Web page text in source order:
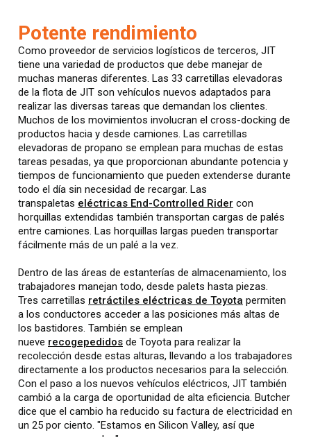
Potente rendimiento
Como proveedor de servicios logísticos de terceros, JIT
tiene una variedad de productos que debe manejar de
muchas maneras diferentes. Las 33 carretillas elevadoras
de la flota de JIT son vehículos nuevos adaptados para
realizar las diversas tareas que demandan los clientes.
Muchos de los movimientos involucran el cross-docking de
productos hacia y desde camiones. Las carretillas
elevadoras de propano se emplean para muchas de estas
tareas pesadas, ya que proporcionan abundante potencia y
tiempos de funcionamiento que pueden extenderse durante
todo el día sin necesidad de recargar. Las
transpaletas eléctricas End-Controlled Rider con
horquillas extendidas también transportan cargas de palés
entre camiones. Las horquillas largas pueden transportar
fácilmente más de un palé a la vez.
Dentro de las áreas de estanterías de almacenamiento, los
trabajadores manejan todo, desde palets hasta piezas.
Tres carretillas retráctiles eléctricas de Toyota permiten
a los conductores acceder a las posiciones más altas de
los bastidores. También se emplean
nueve recogepedidos de Toyota para realizar la
recolección desde estas alturas, llevando a los trabajadores
directamente a los productos necesarios para la selección.
Con el paso a los nuevos vehículos eléctricos, JIT también
cambió a la carga de oportunidad de alta eficiencia. Butcher
dice que el cambio ha reducido su factura de electricidad en
un 25 por ciento. "Estamos en Silicon Valley, así que